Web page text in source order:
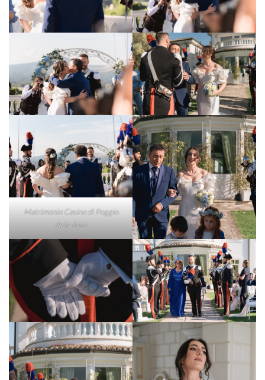
Matrimonio Casina di Poggio
della Rota